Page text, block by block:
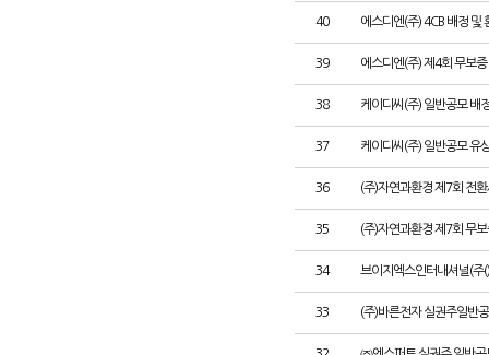
40 에스디엔(주) 4CB 배정 및
39 에스디엔(주) 제4회 무보
38 케이디씨(주) 일반공모 배
37 케이디씨(주) 일반공모 유
36 (주)자연과환경 제7회 전
35 (주)자연과환경 제7회 무
34 브이지엑스인터내셔널(주
33 (주)바른전자 실권주일반